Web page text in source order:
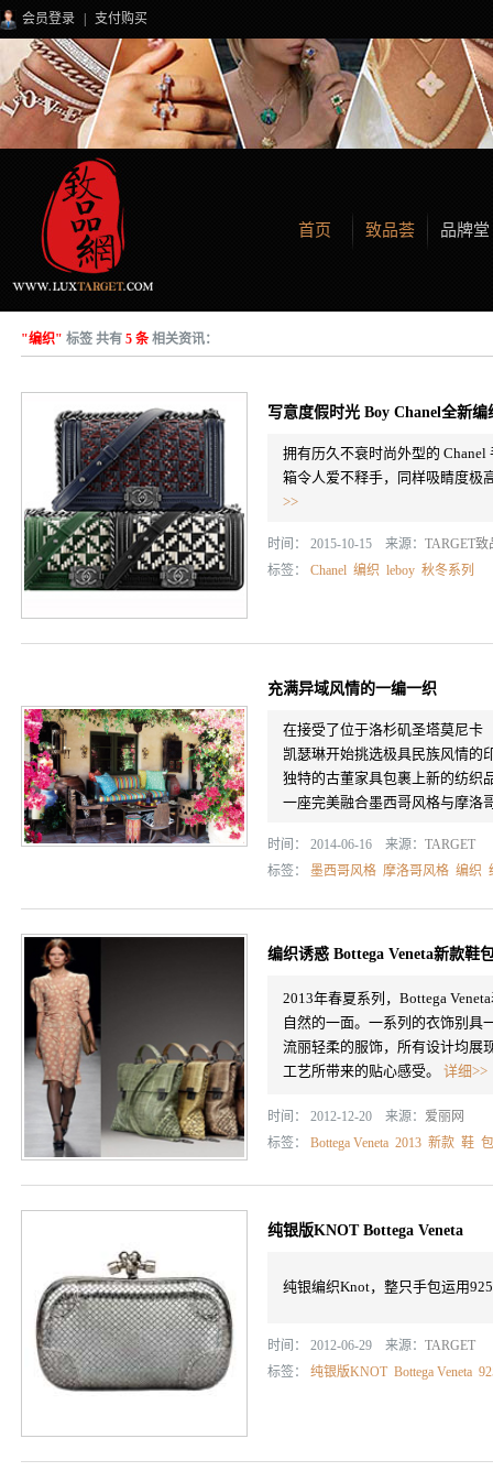
会员登录 支付购买
首页 致品荟 品牌堂
"编织" 标签 共有 5 条相关资讯：
写意度假时光 Boy Chanel全新编
拥有历久不衰时尚外型的
箱令人爱不释手，同样吸睛度极
>>
时间： 2015-10-15 来源： TARGET致
标签： Chanel 编织 leboy 秋冬系列
充满异域风情的一编一织
在接受了位于洛杉矶圣塔莫尼卡
凯瑟琳开始挑选极具民族风情的
独特的古董家具包裹上新的纺织
一座完美融合墨西哥风格与摩洛
时间： 2014-06-16 来源： TARGET
标签： 墨西哥风格 摩洛哥风格 编织
编织诱惑 Bottega Veneta新款鞋
2013年春夏系列，Bottega
自然的一面。一系列的衣饰别具
流丽轻柔的服饰，所有设计均展
工艺所带来的贴心感受。 详细>>
时间： 2012-12-20 来源： 爱丽网
标签： Bottega Veneta 2013 新款 鞋 包
纯银版KNOT Bottega Veneta
纯银编织Knot，整只手包运用
时间： 2012-06-29 来源： TARGET
标签： 纯银版KNOT Bottega Veneta